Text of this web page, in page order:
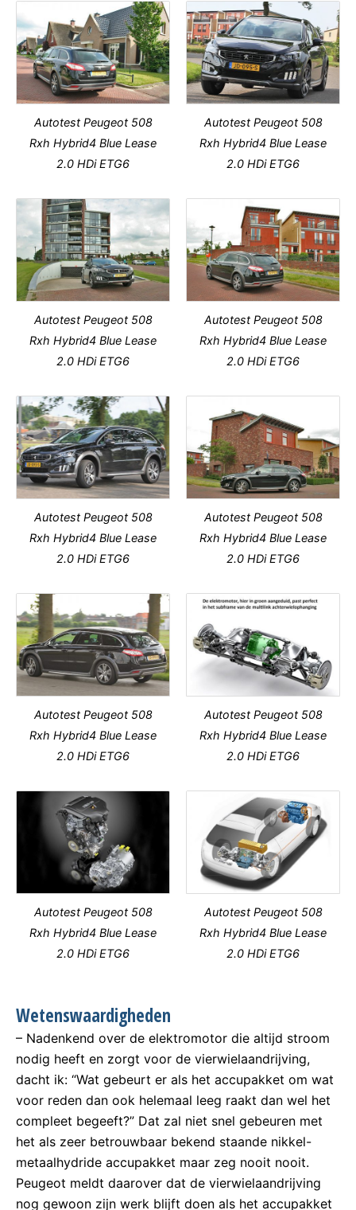
Autotest Peugeot 508
Rxh Hybrid4 Blue Lease
2.0 HDi ETG6
Autotest Peugeot 508
Rxh Hybrid4 Blue Lease
2.0 HDi ETG6
Autotest Peugeot 508
Rxh Hybrid4 Blue Lease
2.0 HDi ETG6
Autotest Peugeot 508
Rxh Hybrid4 Blue Lease
2.0 HDi ETG6
Autotest Peugeot 508
Rxh Hybrid4 Blue Lease
2.0 HDi ETG6
Autotest Peugeot 508
Rxh Hybrid4 Blue Lease
2.0 HDi ETG6
Autotest Peugeot 508
Rxh Hybrid4 Blue Lease
2.0 HDi ETG6
Autotest Peugeot 508
Rxh Hybrid4 Blue Lease
2.0 HDi ETG6
Autotest Peugeot 508
Rxh Hybrid4 Blue Lease
2.0 HDi ETG6
Autotest Peugeot 508
Rxh Hybrid4 Blue Lease
2.0 HDi ETG6
Wetenswaardigheden
– Nadenkend over de elektromotor die altijd stroom
nodig heeft en zorgt voor de vierwielaandrijving,
dacht ik: “Wat gebeurt er als het accupakket om wat
voor reden dan ook helemaal leeg raakt dan wel het
compleet begeeft?” Dat zal niet snel gebeuren met
het als zeer betrouwbaar bekend staande nikkel-
metaalhydride accupakket maar zeg nooit nooit.
Peugeot meldt daarover dat de vierwielaandrijving
nog gewoon zijn werk blijft doen als het accupakket